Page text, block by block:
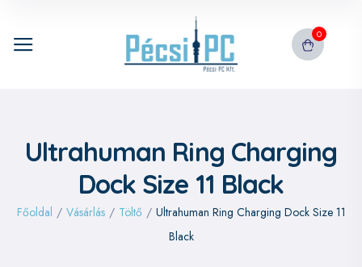
0
Ultrahuman Ring Charging
Dock Size 11 Black
Főoldal / Vásárlás / Töltő / Ultrahuman Ring Charging Dock Size 11
Black